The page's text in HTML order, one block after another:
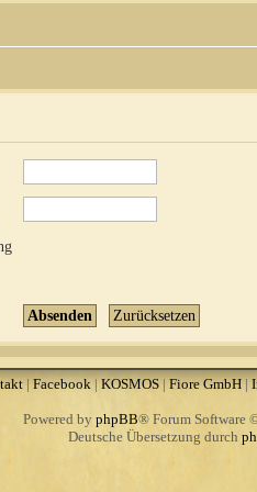
|Facebook | KOSMOS| Fiore GmbH|
Powered by phpBB® Forum Software
Deutsche Übersetzung durch